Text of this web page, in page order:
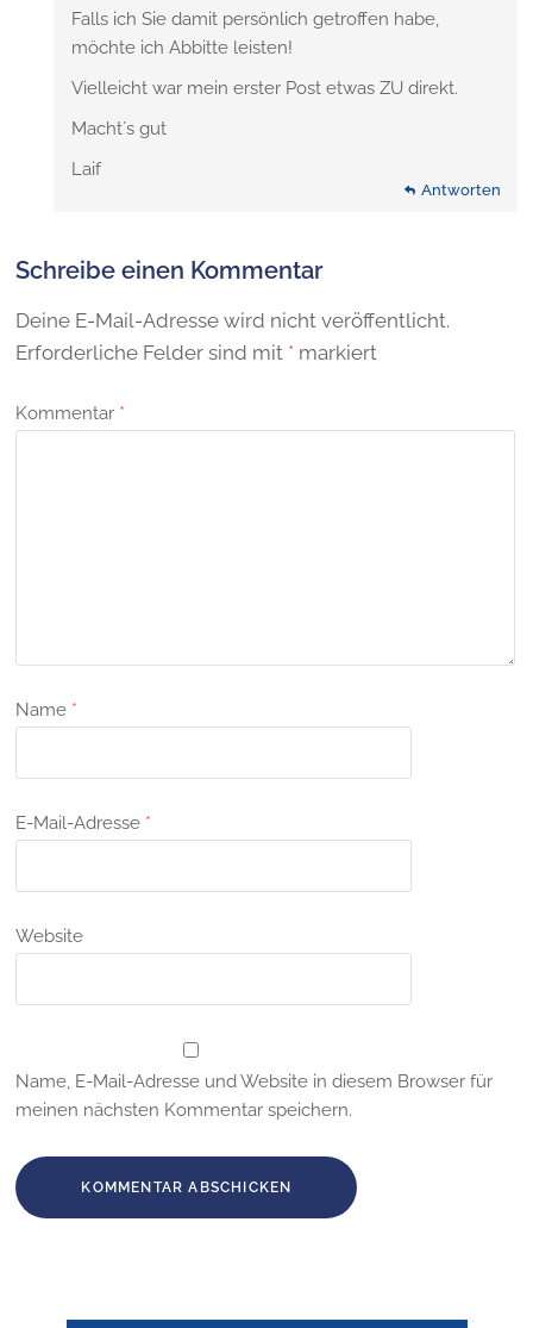
Falls ich Sie damit persönlich getroffen habe,
möchte ich Abbitte leisten!
Vielleicht war mein erster Post etwas ZU direkt.
Macht´s gut
Laif
Antworten
Schreibe einen Kommentar
Deine E-Mail-Adresse wird nicht veröffentlicht.
Erforderliche Felder sind mit * markiert
Kommentar *
Name *
E-Mail-Adresse *
Website
Name, E-Mail-Adresse und Website in diesem Browser für
meinen nächsten Kommentar speichern.